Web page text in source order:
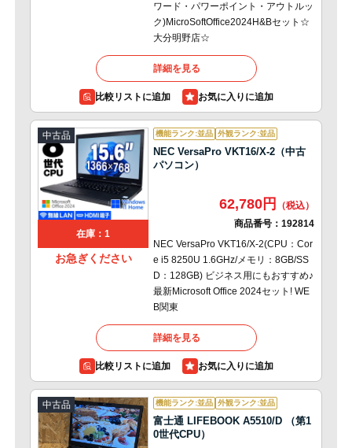
ワード・パワーポイント・アウトルッ
ク)MicroSoftOffice2024H&Bセット☆
大分明野店☆
詳細を見る
比較リストに追加
中古品
在庫：1
お急ぎください
機能ランク:並品 外観ランク:並品
NEC VersaPro VKT16/X-2（中古
パソコン）
62,780円
商品番号： 192814
NEC VersaPro VKT16/X-2(CPU：Cor
e i5 8250U 1.6GHz/メモリ：8GB/SS
D：128GB) ビジネス用にもおすすめ♪
最新Microsoft Office 2024セット! WE
B関東
詳細を見る
比較リストに追加
中古品 機能ランク:並品 外観ランク:並品
富士通 LIFEBOOK A5510/D （第1
0世代CPU）